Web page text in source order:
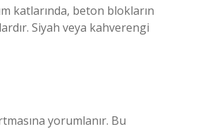
katlarında, beton blokların
Siyah veya kahverengi
yorumlanır. Bu